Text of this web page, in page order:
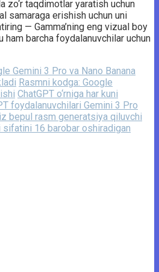
zo‘r taqdimotlar yaratish uchun
samaraga erishish uchun uni
— Gamma’ning eng vizual boy
barcha foydalanuvchilar uchun
Gemini 3 Pro va Nano Banana
Rasmni kodga: Google
ChatGPT o‘rniga har kuni
foydalanuvchilari Gemini 3 Pro
bepul rasm generatsiya qiluvchi
sifatini 16 barobar oshiradigan